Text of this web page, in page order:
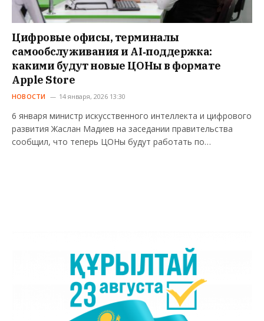
Цифровые офисы, терминалы
самообслуживания и AI‑поддержка:
какими будут новые ЦОНы в формате
Apple Store
НОВОСТИ 14 января, 2026 13:30
6 января министр искусственного интеллекта и цифрового
развития Жаслан Мадиев на заседании правительства
сообщил, что теперь ЦОНы будут работать по…